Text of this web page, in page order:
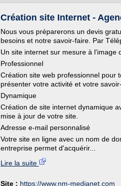
Création site Internet -
Nous vous préparerons un devis
besoins et notre savoir-faire. Par
Un site internet sur mesure à l'image
Professionnel
Création site web professionnel pour
présenter votre activité et votre
Dynamique
Création de site internet dynamique
mise à jour de votre site.
Adresse e-mail personnalisé
Votre site en ligne avec un nom de
entreprise permet d'acquérir...
Lire la suite
Site : https://www.nm-medianet.com